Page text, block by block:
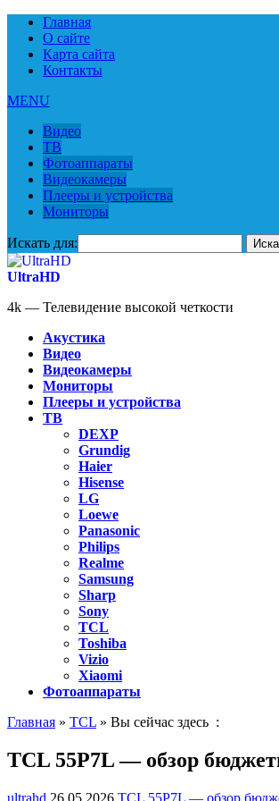
Главная
О сайте
Карта сайта
Контакты
MENU
Видео
ТВ
Фотоаппараты
Видеокамеры
Плееры и устройства
Мониторы
Искать для:
UltraHD
4k — Телевидение высокой четкости
Акустика
Видео
Видеокамеры
Мониторы
Плееры и устройства
ТВ
DEXP
Grundig
Haier
Hisense
LG
Loewe
Panasonic
Philips
Realme
Samsung
Sharp
Sony
TCL
Toshiba
Vizio
Xiaomi
Фотоаппараты
Главная » TCL » Вы сейчас здесь :
TCL 55P7L — обзор
ultrahd 26.05.2026 TCL 55P7L — обзор